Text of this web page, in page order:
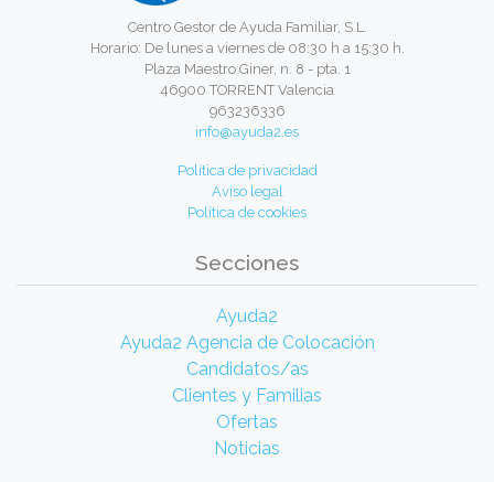
Centro Gestor de Ayuda Familiar, S.L.
Horario: De lunes a viernes de 08:30 h a 15:30 h.
Plaza Maestro Giner, n. 8 - pta. 1
46900 TORRENT Valencia
963236336
info@ayuda2.es
Política de privacidad
Aviso legal
Política de cookies
Secciones
Ayuda2
Ayuda2 Agencia de Colocación
Candidatos/as
Clientes y Familias
Ofertas
Noticias